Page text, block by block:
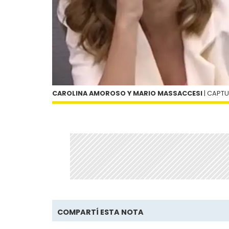
CAROLINA AMOROSO Y MARIO MASSACCESI |
COMPARTÍ ESTA NOTA